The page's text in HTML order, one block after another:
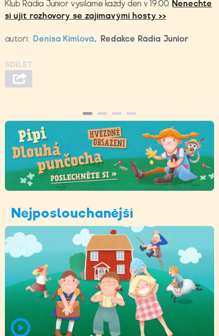
Klub Rádia Junior vysíláme každý den v 19:00.Nenechte
si ujít rozhovory se zajímavými hosty >>
autoři: Denisa Kimlová, Redakce Rádia Junior
Nejposlouchanější